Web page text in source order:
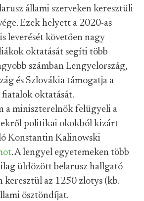
állami szerveken keresztüli
Ezek helyett a 2020-as
leverését követően nagy
oktatását segíti több
számban Lengyelország,
és Szlovákia támogatja a
oktatását.
a miniszterelnök felügyeli a
politikai okokból kizárt
Konstantin Kalinowski
. A lengyel egyetemeken több
üldözött belarusz hallgató
keresztül az 1250 zlotys (kb.
ösztöndíjat.